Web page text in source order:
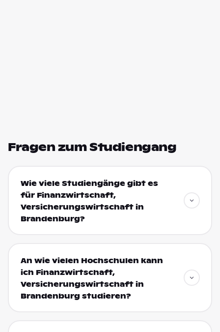
Fragen zum Studiengang
Wie viele Studiengänge gibt es
für Finanzwirtschaft,
Versicherungswirtschaft in
Brandenburg?
An wie vielen Hochschulen kann
ich Finanzwirtschaft,
Versicherungswirtschaft in
Brandenburg studieren?